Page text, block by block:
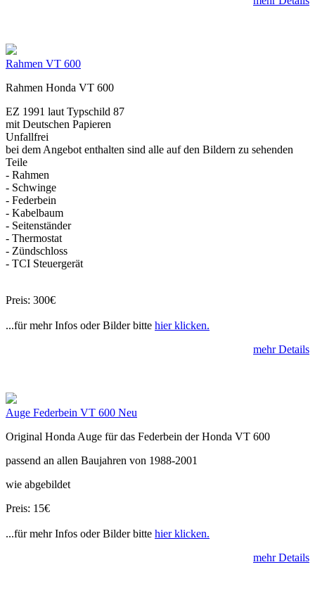
Rahmen VT 600
Rahmen Honda VT 600
EZ 1991 laut Typschild 87
mit Deutschen Papieren
Unfallfrei
bei dem Angebot enthalten sind alle auf den Bildern zu sehenden
Teile
- Rahmen
- Schwinge
- Federbein
- Kabelbaum
- Seitenständer
- Thermostat
- Zündschloss
- TCI Steuergerät
Preis: 300€
...für mehr Infos oder Bilder bitte hier klicken.
mehr Details
Auge Federbein VT 600 Neu
Original Honda Auge für das Federbein der Honda VT 600
passend an allen Baujahren von 1988-2001
wie abgebildet
Preis: 15€
...für mehr Infos oder Bilder bitte hier klicken.
mehr Details